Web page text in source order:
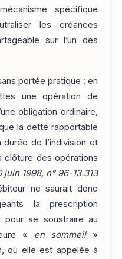
spécifique
les créances
sur l’un des
portée pratique : en
une opération de
obligation ordinaire,
la dette rapportable
de l’indivision et
clôture des opérations
juin 1998, n° 96-13.313
ne saurait donc
la prescription
se soustraire au
« en sommeil»
où elle est appelée à